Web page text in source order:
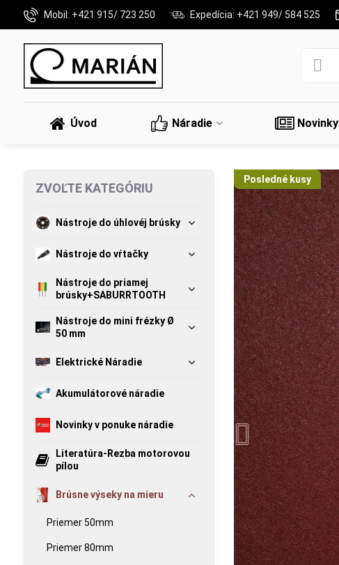
Mobil: +421 915/ 723 250 Expedícia: +421 949/ 584 525
Úvod Náradie Novinky
Posledné kusy
ZVOĽTE KATEGÓRIU
Nástroje do úhlovéj brúsky
Nástroje do vŕtačky
Nástroje do priamej
brúsky+SABURRTOOTH
Nástroje do mini frézky Ø
50 mm
Elektrické Náradie
Akumulátorové náradie
Novinky v ponuke náradie
Literatúra-Rezba motorovou
pílou
Brúsne výseky na mieru
Priemer 50mm
Priemer 80mm